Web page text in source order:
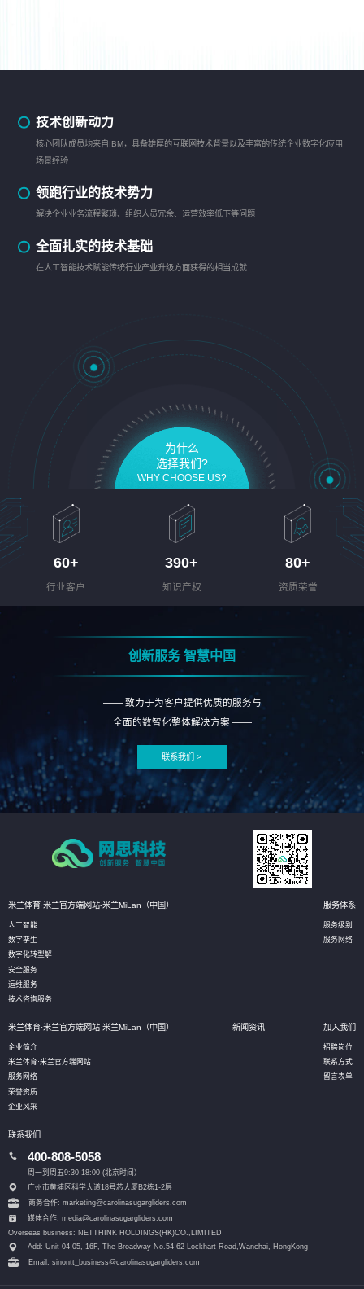
技术创新动力
核心团队成员均来自IBM，具备雄厚的互联网技术背景以及丰富的传统企业数字化应用
场景经验
领跑行业的技术势力
解决企业业务流程繁琐、组织人员冗余、运营效率低下等问题
全面扎实的技术基础
在人工智能技术赋能传统行业产业升级方面获得的相当成就
为什么
选择我们?
WHY CHOOSE US?
60+
行业客户
390+
知识产权
80+
资质荣誉
创新服务 智慧中国
—— 致力于为客户提供优质的服务与
全面的数智化整体解决方案 ——
联系我们 >
米兰体育·米兰官方端网站-米兰MiLan（中国）
人工智能
数字孪生
数字化转型解
安全服务
运维服务
技术咨询服务
服务体系
服务级别
服务网络
米兰体育·米兰官方端网站-米兰MiLan（中国）
企业简介
米兰体育·米兰官方端网站
服务网络
荣誉资质
企业风采
新闻资讯 加入我们
招聘岗位
联系方式
留言表单
联系我们
400-808-5058
周一到周五9:30-18:00 (北京时间）
广州市黄埔区科学大道18号芯大厦B2栋1-2层
商务合作: marketing@carolinasugargliders.com
媒体合作: media@carolinasugargliders.com
Overseas business: NETTHINK HOLDINGS(HK)CO.,LIMITED
Add: Unit 04-05, 16F, The Broadway No.54-62 Lockhart Road,Wanchai, HongKong
Email: sinontt_business@carolinasugargliders.com